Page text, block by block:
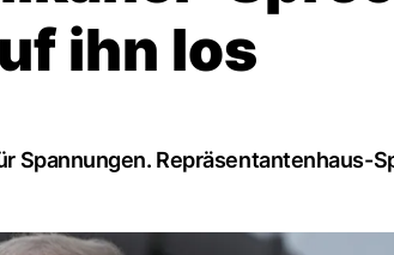
ihn los
Spannungen. Repräsentantenhaus-